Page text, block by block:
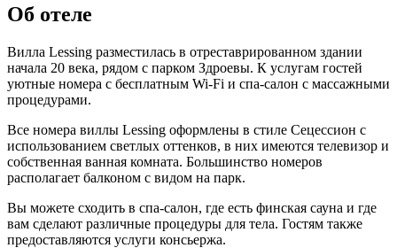
Об отеле
Вилла Lessing разместилась в отреставрированном здании
начала 20 века, рядом с парком Здроевы. К услугам гостей
уютные номера с бесплатным Wi-Fi и спа-салон с массажными
процедурами.
Все номера виллы Lessing оформлены в стиле Сецессион с
использованием светлых оттенков, в них имеются телевизор и
собственная ванная комната. Большинство номеров
располагает балконом с видом на парк.
Вы можете сходить в спа-салон, где есть финская сауна и где
вам сделают различные процедуры для тела. Гостям также
предоставляются услуги консьержа.